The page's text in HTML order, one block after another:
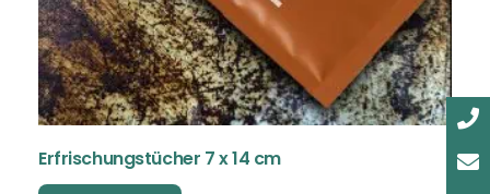
Erfrischungstücher 7 x 14 cm